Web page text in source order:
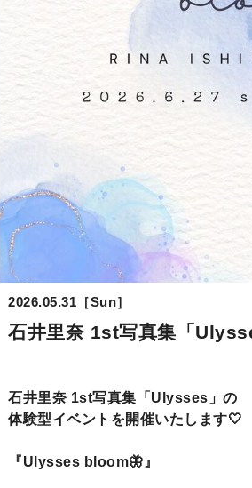
2026.05.31［Sun］
石井里奈 1st写真集「
石井里奈 1st写真集「Ulysses」の
体験型イベントを開催いたします🤍
『Ulysses bloom🦋』